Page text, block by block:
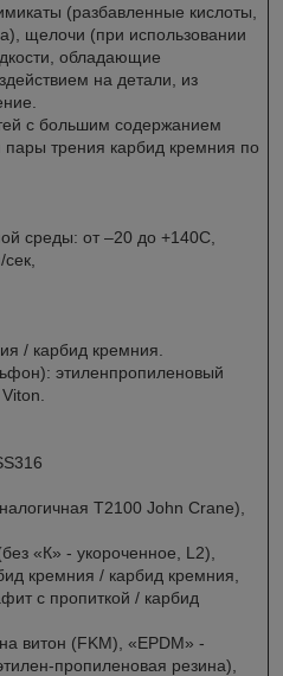
(разбавленные кислоты,
щелочи (при использовании
обладающие
на детали, из
с большим содержанием
пары трения карбид кремния по
среды: от –20 до +140C,
/ карбид кремния.
этиленпропиленовый
T2100 John Crane),
«К» - укороченное, L2),
кремния / карбид кремния,
с пропиткой / карбид
витон (FKM), «EPDM» -
пропиленовая резина),